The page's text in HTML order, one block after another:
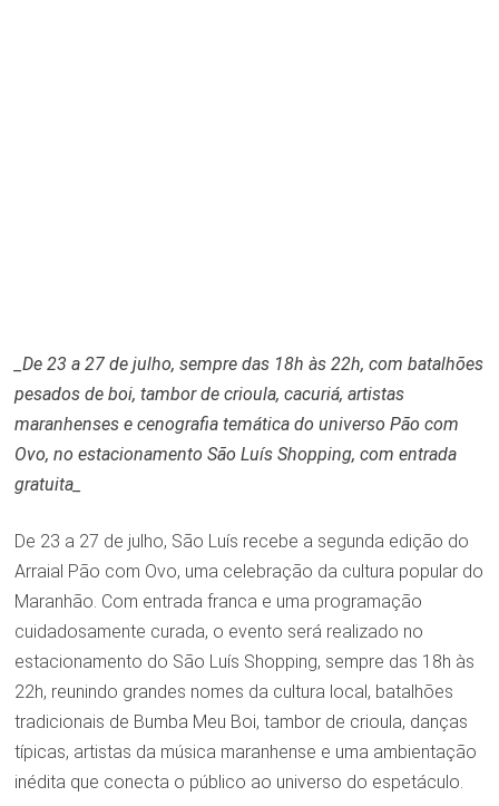
_De 23 a 27 de julho, sempre das 18h às 22h, com batalhões
pesados de boi, tambor de crioula, cacuriá, artistas
maranhenses e cenografia temática do universo Pão com
Ovo, no estacionamento São Luís Shopping, com entrada
gratuita_
De 23 a 27 de julho, São Luís recebe a segunda edição do
Arraial Pão com Ovo, uma celebração da cultura popular do
Maranhão. Com entrada franca e uma programação
cuidadosamente curada, o evento será realizado no
estacionamento do São Luís Shopping, sempre das 18h às
22h, reunindo grandes nomes da cultura local, batalhões
tradicionais de Bumba Meu Boi, tambor de crioula, danças
típicas, artistas da música maranhense e uma ambientação
inédita que conecta o público ao universo do espetáculo.